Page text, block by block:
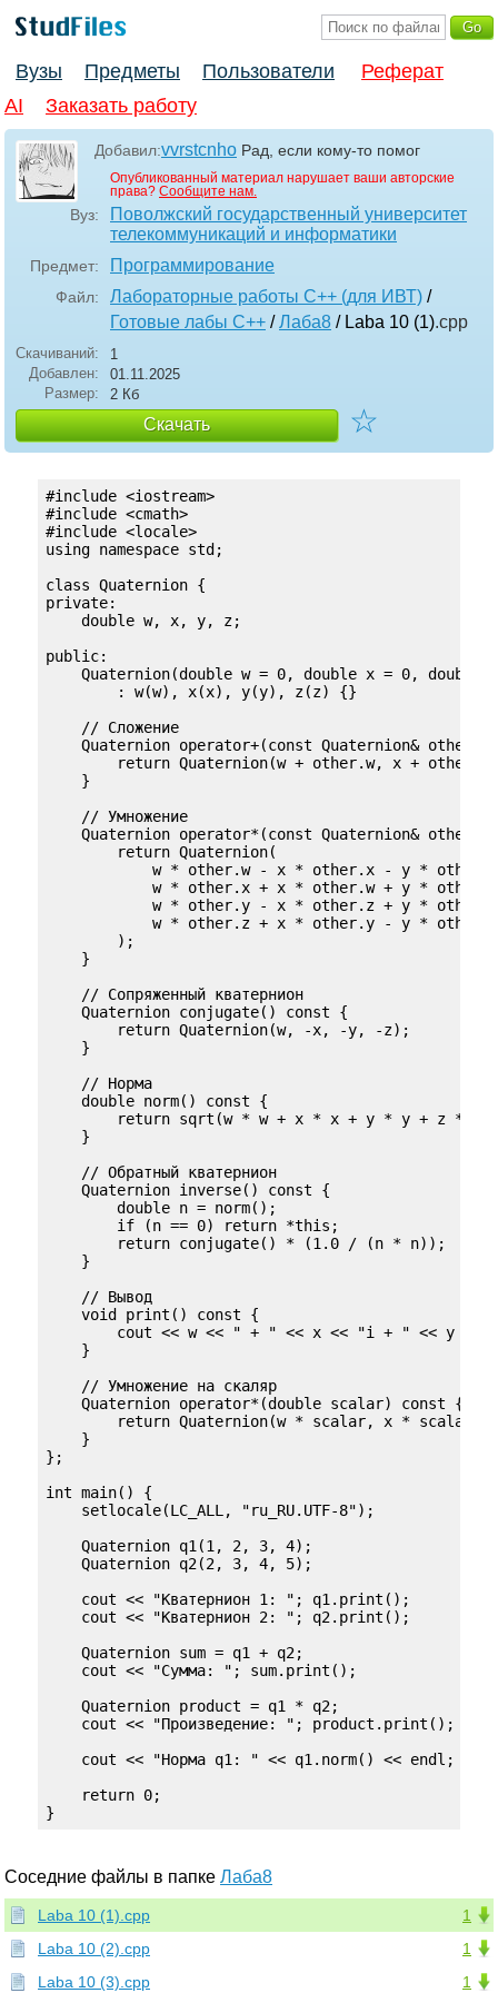
Вузы Предметы Пользователи
Реферат
AI
Заказать работу
Добавил:vvrstcnho Рад, если кому-то помог
Опубликованный материал нарушает ваши авторские
права? Сообщите нам.
Вуз:
Поволжский государственный университет
телекоммуникаций и информатики
Предмет: Программирование
Файл: Лабораторные работы С++ (для ИВТ) /
Готовые лабы С++ /Лаба8 / Laba 10 (1).cpp
Скачиваний:
1
Добавлен:
01.11.2025
Размер:
2 Кб
Скачать ☆
#include <iostream>
#include <cmath>
#include <locale>
using namespace std;
class Quaternion {
private:
    double w, x, y, z;
public:
Quaternion(double w = 0, double x = 0, double
        : w(w), x(x), y(y), z(z) {}
    // Сложение
Quaternion operator+(const Quaternion& other)
return Quaternion(w + other.w, x +
    }
    // Умножение
Quaternion operator*(const Quaternion& other)
        return Quaternion(
w * other.w - x * other.x - y *
w * other.x + x * other.w + y *
w * other.y - x * other.z + y *
w * other.z + x * other.y - y *
        );
    }
    // Сопряженный кватернион
    Quaternion conjugate() const {
        return Quaternion(w, -x, -y, -z);
    }
    // Норма
    double norm() const {
        return sqrt(w * w + x * x + y * y + z * z);
    }
    // Обратный кватернион
    Quaternion inverse() const {
        double n = norm();
        if (n == 0) return *this;
        return conjugate() * (1.0 / (n * n));
    }
    // Вывод
    void print() const {
cout << w << " + " << x << "i + " << y <<
    }
    // Умножение на скаляр
    Quaternion operator*(double scalar) const {
return Quaternion(w * scalar, x * scalar,
    }
};
int main() {
    setlocale(LC_ALL, "ru_RU.UTF-8");
    Quaternion q1(1, 2, 3, 4);
    Quaternion q2(2, 3, 4, 5);
    cout << "Кватернион 1: "; q1.print();
    cout << "Кватернион 2: "; q2.print();
    Quaternion sum = q1 + q2;
    cout << "Сумма: "; sum.print();
    Quaternion product = q1 * q2;
    cout << "Произведение: "; product.print();
    cout << "Норма q1: " << q1.norm() << endl;
    return 0;
}
Соседние файлы в папке Лаба8
1
Laba 10 (1).cpp
1
Laba 10 (2).cpp
1
Laba 10 (3).cpp